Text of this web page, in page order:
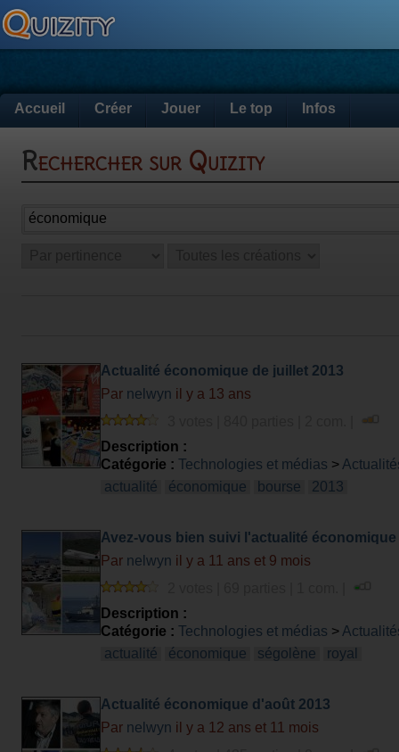
Accueil Créer Jouer Le top Infos
Rechercher sur Quizity
Actualité économique de juillet 2013
Par nelwyn il y a 13 ans
Description :
Catégorie : Technologies et médias >
actualité
économique bourse 2013
Avez-vous bien suivi l'actualité
Par nelwyn il y a 11 ans et 9 mois
Description :
Catégorie : Technologies et médias >
actualité
économique ségolène royal
Actualité économique d'août 2013
Par nelwyn il y a 12 ans et 11 mois